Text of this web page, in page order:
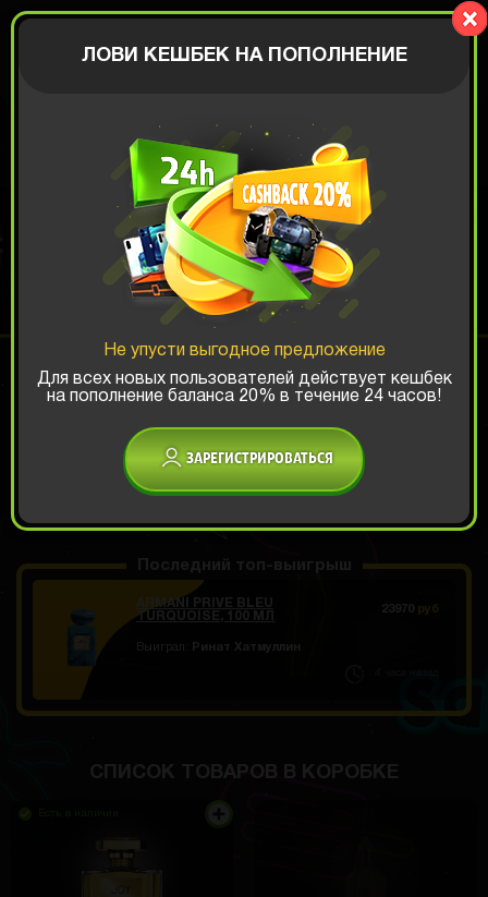
АВТОРИЗАЦИЯ
КОРОБКА С ДУХАМИ
Шанс ТОП-выигрыша:
x1 x2 x3
Есть промокод?
ОТКРЫТЬ ЗА 699РУБ Демо прокрут
ARMANI PRIVE BLEU
TURQUOISE, 100 МЛ
23970 руб
Выиграл: Ринат Хатмуллин
СПИСОК ТОВАРОВ В КОРОБКЕ
ЛОВИ КЕШБЕК НА ПОПОЛНЕНИЕ
Не упусти выгодное предложение
Для всех новых пользователей действует кешбек
на пополнение баланса 20% в течение 24 часов!
ЗАРЕГИСТРИРОВАТЬСЯ